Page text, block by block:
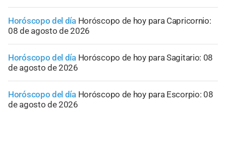
Horóscopo del día Horóscopo de hoy para Capricornio:
08 de agosto de 2026
Horóscopo del día Horóscopo de hoy para Sagitario: 08
de agosto de 2026
Horóscopo del día Horóscopo de hoy para Escorpio: 08
de agosto de 2026